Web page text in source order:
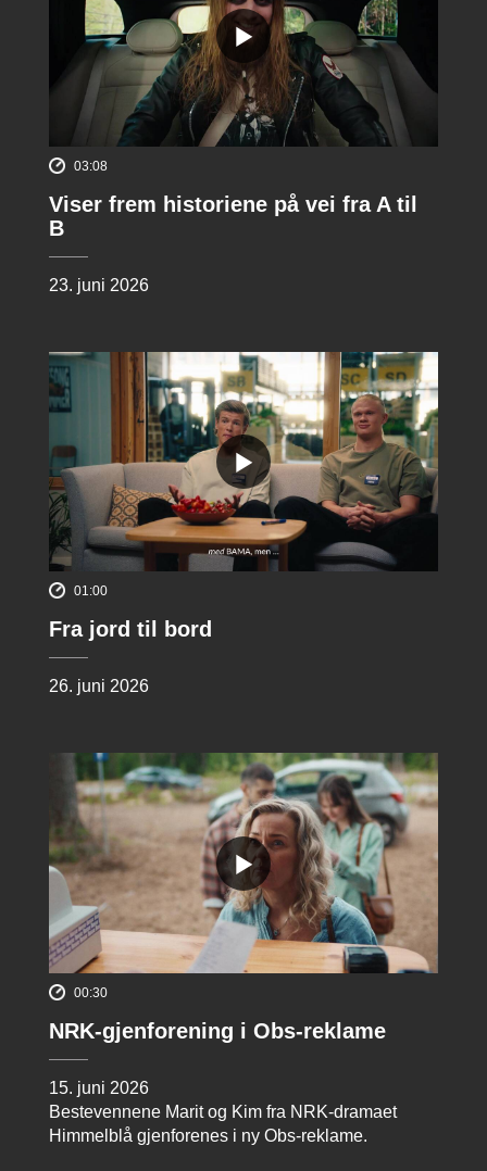
03:08
Viser frem historiene på vei fra A til
B
23. juni 2026
01:00
Fra jord til bord
26. juni 2026
00:30
NRK-gjenforening i Obs-reklame
15. juni 2026
Bestevennene Marit og Kim fra NRK-dramaet
Himmelblå gjenforenes i ny Obs-reklame.